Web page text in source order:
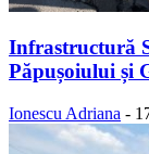
Infrastructură
Păpușoiului și
Ionescu Adriana -